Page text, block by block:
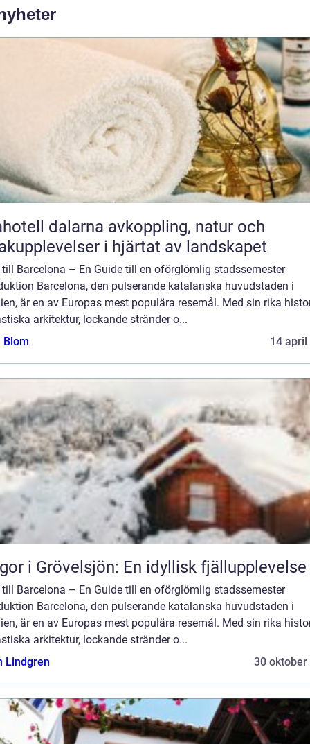
dalarna avkoppling, natur och
i hjärtat av landskapet
till Barcelona – En Guide till en oförglömlig stadssemester
Barcelona, den pulserande katalanska huvudstaden i
är en av Europas mest populära resemål. Med sin rika
arkitektur, lockande stränder o...
Blom
14 april
i Grövelsjön: En idyllisk fjällupplevelse
till Barcelona – En Guide till en oförglömlig stadssemester
Barcelona, den pulserande katalanska huvudstaden i
är en av Europas mest populära resemål. Med sin rika
arkitektur, lockande stränder o...
Lindgren
30 oktober